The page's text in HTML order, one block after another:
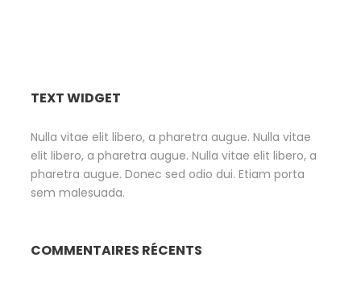
TEXT WIDGET
Nulla vitae elit libero, a pharetra augue. Nulla vitae
elit libero, a pharetra augue. Nulla vitae elit libero, a
pharetra augue. Donec sed odio dui. Etiam porta
sem malesuada.
COMMENTAIRES RÉCENTS